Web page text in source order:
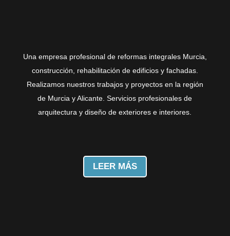
Una empresa profesional de reformas integrales Murcia,
construcción, rehabilitación de edificios y fachadas.
Realizamos nuestros trabajos y proyectos en la región
de Murcia y Alicante. Servicios profesionales de
arquitectura y diseño de exteriores e interiores.
LEER MÁS